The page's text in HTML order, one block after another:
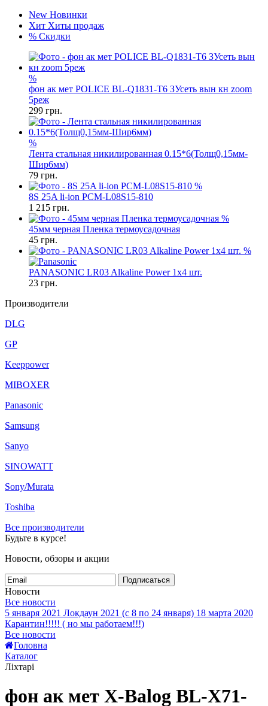
New Новинки
Хит Хиты продаж
% Скидки
%
фон ак мет POLICE BL-Q1831-T6 ЗУсеть вын кн zoom
5реж
299 грн.
%
Лента стальная никилированная 0.15*6(Толщ0,15мм-
Шир6мм)
79 грн.
%
8S 25A li-ion PCM-L08S15-810
1 215 грн.
%
45мм черная Пленка термоусадочная
45 грн.
%
PANASONIC LR03 Alkaline Power 1x4 шт.
23 грн.
Производители
DLG
GP
Keeppower
MIBOXER
Panasonic
Samsung
Sanyo
SINOWATT
Sony/Murata
Toshiba
Все производители
Будьте в курсе!
Новости, обзоры и акции
Подписаться
Новости
Все новости
5 января 2021 Локдаун 2021 (с 8 по 24 января) 18 марта 2020
Карантин!!!!! ( но мы работаем!!!)
Все новости
Головна
Каталог
Ліхтарі
фон ак мет X-Balog BL-X71-